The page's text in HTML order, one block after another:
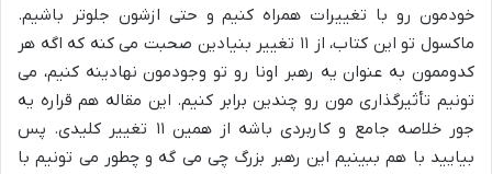
خودمون رو با تغییرات همراه کنیم و حتی ازشون جلوتر باشیم.
ماکسول تو این کتاب، از ۱۱ تغییر بنیادین صحبت می کنه که اگه هر
کدوممون به عنوان یه رهبر اونا رو تو وجودمون نهادینه کنیم، می
تونیم تأثیرگذاری مون رو چندین برابر کنیم. این مقاله هم قراره یه
جور خلاصه جامع و کاربردی باشه از همین ۱۱ تغییر کلیدی. پس
بیایید با هم ببینیم این رهبر بزرگ چی می گه و چطور می تونیم با